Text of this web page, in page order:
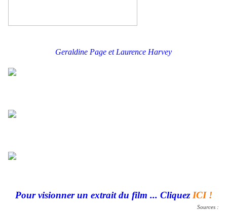
Geraldine Page et Laurence Harvey
Pour visionner un extrait du film ... Cliquez ICI !
Sources :